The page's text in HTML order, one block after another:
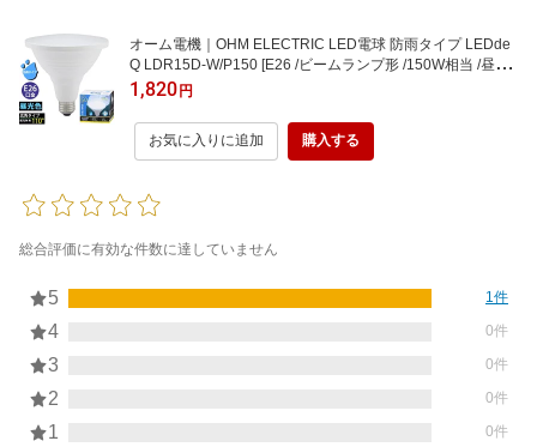
オーム電機｜OHM ELECTRIC LED電球 防雨タイプ LEDde
Q LDR15D-W/P150 [E26 /ビームランプ形 /150W相当 /昼光
色 /1個 /下方向タイプ]
1,820円
お気に入りに追加 購入する
総合評価に有効な件数に達していません
5 1件
4 0件
3 0件
2 0件
1 0件